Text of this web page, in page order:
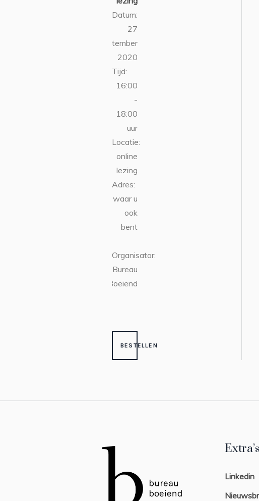
Datum:
27
september
2020
Tijd:
16:00
-
18:00
uur
Locatie:
online
lezing
Adres:
waar u
ook
bent
Organisator:
Bureau
Boeiend
BESTELLEN
Extra’s
Linkedin